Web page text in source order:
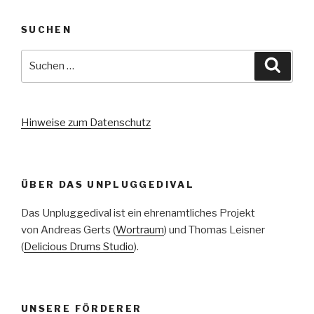
SUCHEN
Hinweise zum Datenschutz
ÜBER DAS UNPLUGGEDIVAL
Das Unpluggedival ist ein ehrenamtliches Projekt
von Andreas Gerts (Wortraum) und Thomas Leisner
(Delicious Drums Studio).
UNSERE FÖRDERER